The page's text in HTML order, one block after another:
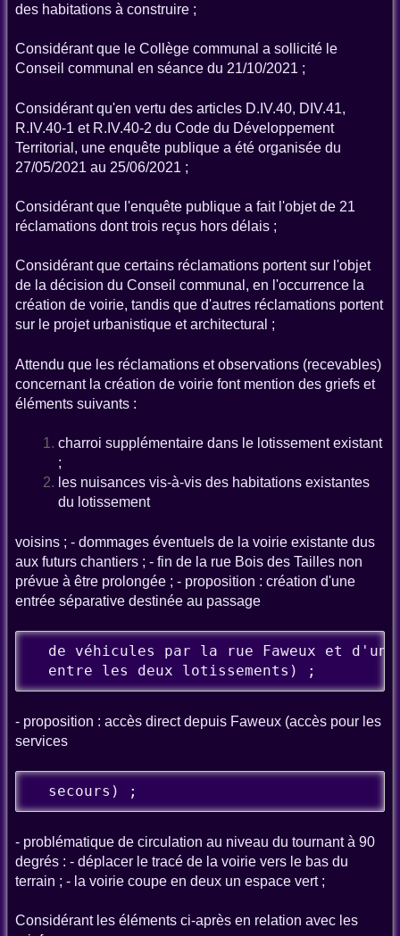
des habitations à construire ;
Considérant que le Collège communal a sollicité le
Conseil communal en séance du 21/10/2021 ;
Considérant qu'en vertu des articles D.IV.40, DIV.41,
R.IV.40-1 et R.IV.40-2 du Code du Développement
Territorial, une enquête publique a été organisée du
27/05/2021 au 25/06/2021 ;
Considérant que l'enquête publique a fait l'objet de 21
réclamations dont trois reçus hors délais ;
Considérant que certains réclamations portent sur l'objet
de la décision du Conseil communal, en l'occurrence la
création de voirie, tandis que d'autres réclamations portent
sur le projet urbanistique et architectural ;
Attendu que les réclamations et observations (recevables)
concernant la création de voirie font mention des griefs et
éléments suivants :
charroi supplémentaire dans le lotissement existant
;
les nuisances vis-à-vis des habitations existantes
du lotissement
voisins ; - dommages éventuels de la voirie existante dus
aux futurs chantiers ; - fin de la rue Bois des Tailles non
prévue à être prolongée ; - proposition : création d'une
entrée séparative destinée au passage
de véhicules par la rue Faweux et
  entre les deux lotissements) ;
- proposition : accès direct depuis Faweux (accès pour les
services
  secours) ;
- problématique de circulation au niveau du tournant à 90
degrés : - déplacer le tracé de la voirie vers le bas du
terrain ; - la voirie coupe en deux un espace vert ;
Considérant les éléments ci-après en relation avec les